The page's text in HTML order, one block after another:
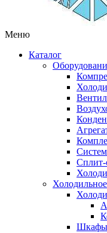
Меню
Каталог
Сплит-
Шкафы